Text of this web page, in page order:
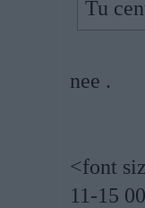
Tu
nee .
<font
11-15